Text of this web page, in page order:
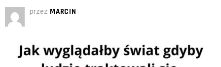
przez MARCIN